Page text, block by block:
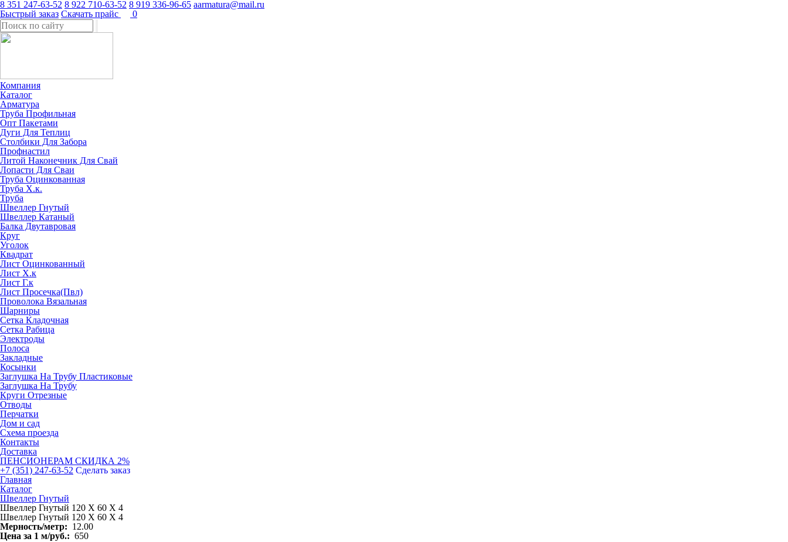
8 351 247-63-52 8 922 710-63-52 8 919 336-96-65 aarmatura@mail.ru
Быстрый заказ Скачать прайс 0
Компания
Каталог
Арматура
Труба Профильная
Опт Пакетами
Дуги Для Теплиц
Столбики Для Забора
Профнастил
Литой Наконечник Для Свай
Лопасти Для Сваи
Труба Оцинкованная
Труба Х.к.
Труба
Швеллер Гнутый
Швеллер Катаный
Балка Двутавровая
Круг
Уголок
Квадрат
Лист Оцинкованный
Лист Х.к
Лист Г.к
Лист Просечка(Пвл)
Проволока Вязальная
Шарниры
Сетка Кладочная
Сетка Рабица
Электроды
Полоса
Закладные
Косынки
Заглушка На Трубу Пластиковые
Заглушка На Трубу
Круги Отрезные
Отводы
Перчатки
Дом и сад
Схема проезда
Контакты
Доставка
ПЕНСИОНЕРАМ СКИДКА 2%
+7 (351) 247-63-52 Сделать заказ
Главная
Каталог
Швеллер Гнутый
Швеллер Гнутый 120 Х 60 Х 4
Швеллер Гнутый 120 Х 60 Х 4
Мерность/метр: 12.00
Цена за 1 м/руб.: 650